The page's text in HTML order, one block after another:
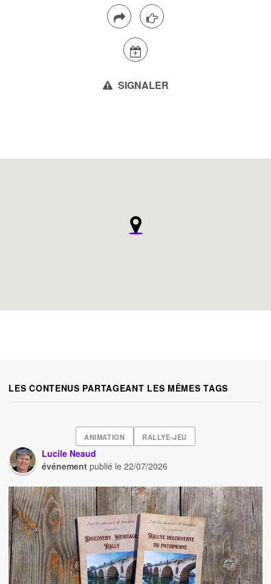
SIGNALER
LES CONTENUS PARTAGEANT LES MÊMES TAGS
ANIMATION RALLYE-JEU
Lucile Neaud
événement publié le22/07/2026